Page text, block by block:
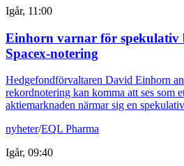
Igår, 11:00
Einhorn varnar för spekulativ
Spacex-notering
Hedgefondförvaltaren David Einhorn
rekordnotering kan komma att ses som
aktiemarknaden närmar sig en
nyheter/EQL Pharma
Igår, 09:40